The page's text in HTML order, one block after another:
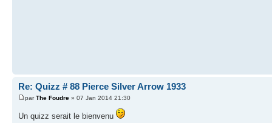
Re: Quizz # 88 Pierce Silver Arrow 1933
parThe Foudre » 07 Jan 2014 21:30
Un quizz serait le bienvenu